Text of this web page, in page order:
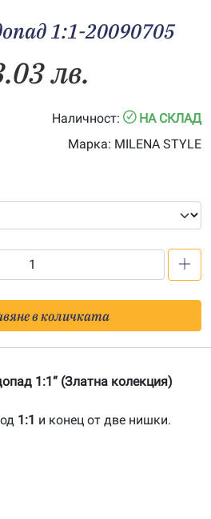
1:1-20090705
лв.
Наличност:
НА СКЛАД
Марка: MILENA STYLE
в количката
1:1“ (Златна колекция)
1:1 и конец от две нишки.